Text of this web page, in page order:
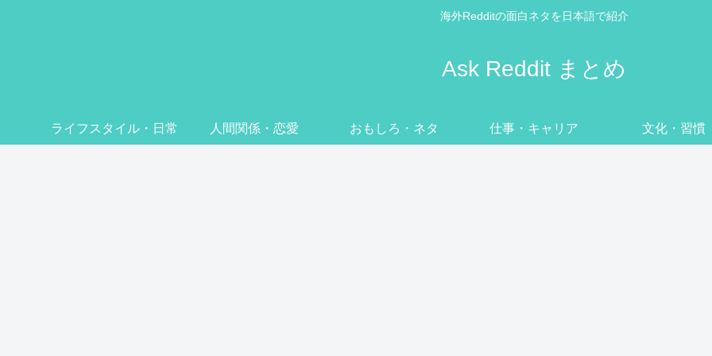
海外Redditの面白ネタを日本語で紹介
Ask Reddit まとめ
ライフスタイル・日常 人間関係・恋愛 おもしろ・ネタ 仕事・キャリア 文化・習慣